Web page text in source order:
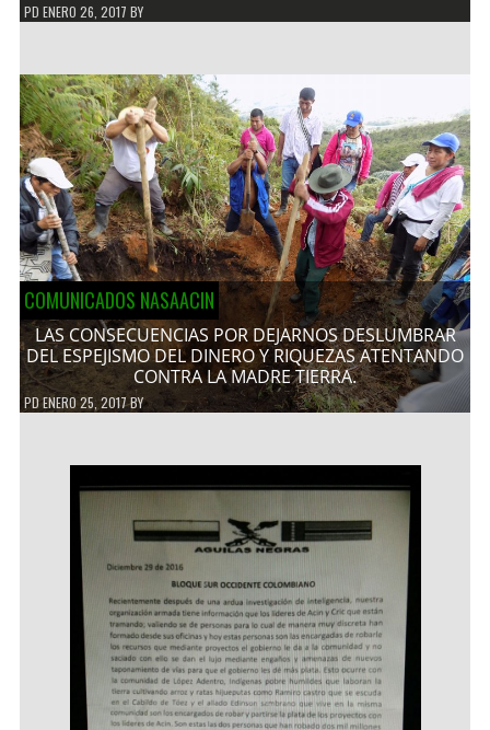
PD ENERO 26, 2017 BY
COMUNICADOS NASAACIN
LAS CONSECUENCIAS POR DEJARNOS DESLUMBRAR
DEL ESPEJISMO DEL DINERO Y RIQUEZAS ATENTANDO
CONTRA LA MADRE TIERRA.
PDENERO 25, 2017BY